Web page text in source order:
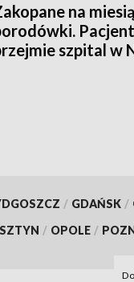
na
szpital w
/ GDAŃSK /
/ OPOLE /